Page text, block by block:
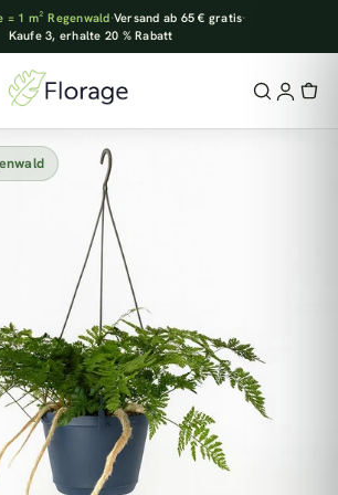
= 1 m² Regenwald·Versand ab 65 € gratis·
Kaufe 3, erhalte 20 % Rabatt